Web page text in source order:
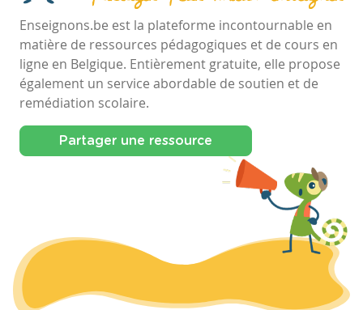
Enseignons.be est la plateforme incontournable en
matière de ressources pédagogiques et de cours en
ligne en Belgique. Entièrement gratuite, elle propose
également un service abordable de soutien et de
remédiation scolaire.
Partager une ressource